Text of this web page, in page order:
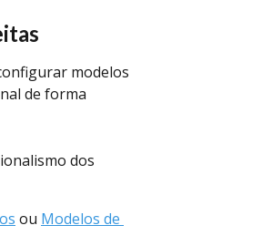
modelos
de forma
dos
ou Modelos de